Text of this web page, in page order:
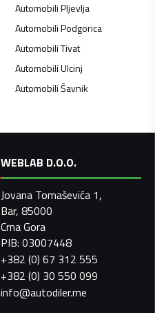
AutomobiliPljevlja
AutomobiliPodgorica
AutomobiliTivat
AutomobiliUlcinj
AutomobiliŠavnik
WEBLAB D.O.O.
Jovana Tomaševića 1,
Bar, 85000
Crna Gora
PIB: 03007448
+382 (0) 67 312 555
+382 (0) 30 550 099
info@autodiler.me